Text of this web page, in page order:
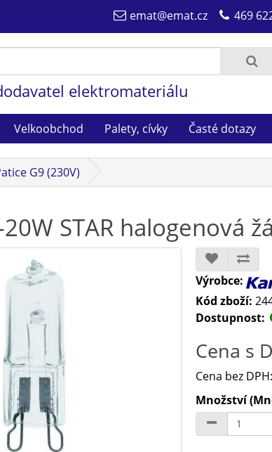
emat@emat.cz 469
elektromateriálu
Velkoobchod Palety, cívky Časté dotazy
G9 (230V)
STAR halogenová
Výrobce:
Kód zboží:
Dostupnost:
Cena s
Cena bez
Množství